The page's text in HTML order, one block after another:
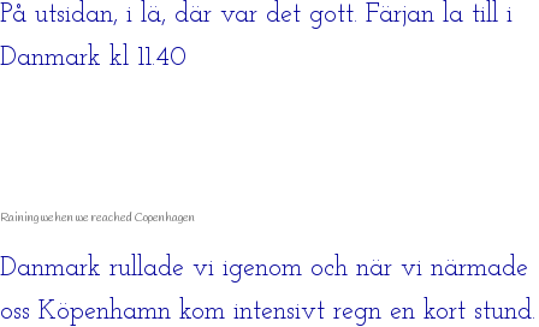
På utsidan, i lä, där var det gott. Färjan la till i
Danmark kl 11.40
Raining wehen we reached Copenhagen
Danmark rullade vi igenom och när vi närmade
oss Köpenhamn kom intensivt regn en kort stund.